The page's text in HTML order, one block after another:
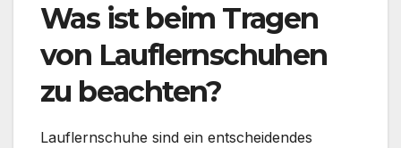
Was ist beim Tragen
von Lauflernschuhen
zu beachten?
Lauflernschuhe sind ein entscheidendes